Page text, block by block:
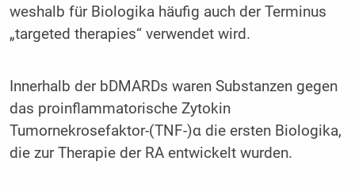
weshalb für Biologika häufig auch der Terminus
„targeted therapies“ verwendet wird.
Innerhalb der bDMARDs waren Substanzen gegen
das proinflammatorische Zytokin
Tumornekrosefaktor-(TNF-)α die ersten Biologika,
die zur Therapie der RA entwickelt wurden.